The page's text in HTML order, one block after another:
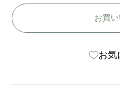
お買
お気